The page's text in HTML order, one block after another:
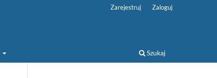
Szukaj
Zarejestruj Zaloguj